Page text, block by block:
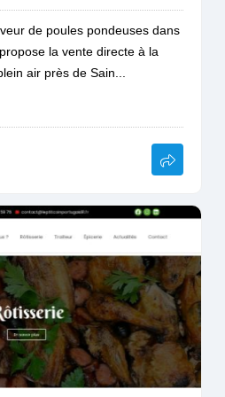
de poules pondeuses dans
la vente directe à la
air près de Sain...